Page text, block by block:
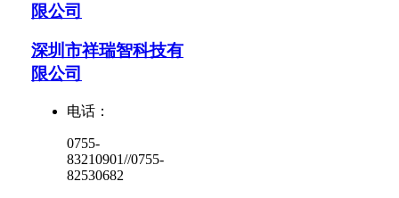
限公司
深圳市祥瑞智科技有
限公司
电话：
0755-
83210901//0755-
82530682